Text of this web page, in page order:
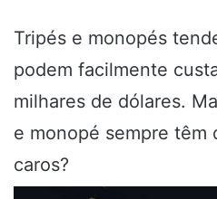
Tripés e monopés
podem facilmente
milhares de dólares.
e monopé sempre têm
caros?